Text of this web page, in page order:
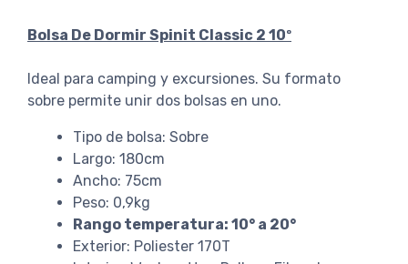
Bolsa De Dormir Spinit Classic 2 10º
Ideal para camping y excursiones. Su formato
sobre permite unir dos bolsas en uno.
Tipo de bolsa: Sobre
Largo: 180cm
Ancho: 75cm
Peso: 0,9kg
Rango temperatura: 10° a 20°
Exterior: Poliester 170T